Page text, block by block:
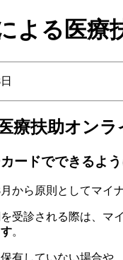
よる医療
療扶助オン
ードでできるよ
から原則としてマイ
受診される際は、マ
。